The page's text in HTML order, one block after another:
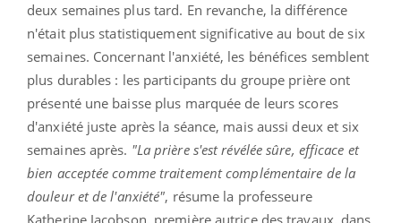
deux semaines plus tard. En revanche, la différence
n'était plus statistiquement significative au bout de six
semaines. Concernant l'anxiété, les bénéfices semblent
plus durables : les participants du groupe prière ont
présenté une baisse plus marquée de leurs scores
d'anxiété juste après la séance, mais aussi deux et six
semaines après. "La prière s'est révélée sûre, efficace et
bien acceptée comme traitement complémentaire de la
douleur et de l'anxiété", résume la professeure